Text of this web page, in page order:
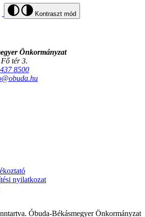
Kontraszt mód
Önkormányzat
tér 3.
8500
nyilatkozat
Óbuda-Békásmegyer Önkormányzat